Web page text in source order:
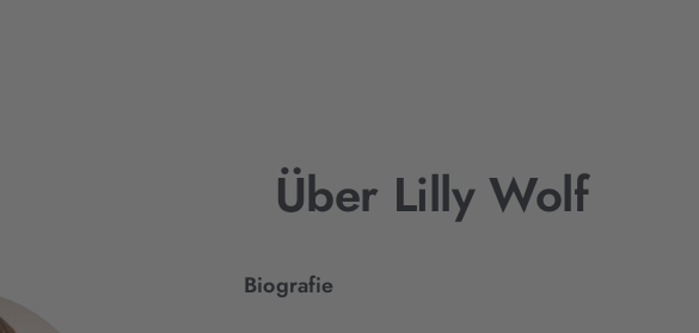
Über Lilly Wolf
Biografie